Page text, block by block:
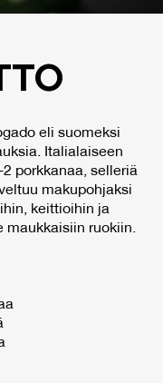
eli suomeksi
Italialaiseen
porkkanaa, selleriä
makupohjaksi
keittioihin ja
maukkaisiin ruokiin.